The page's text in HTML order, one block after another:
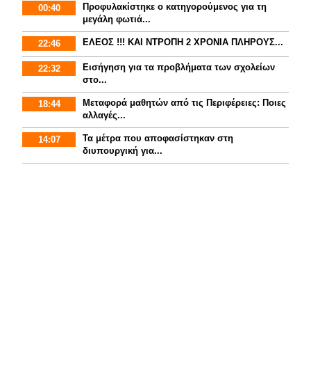
00:40
Προφυλακίστηκε ο κατηγορούμενος για τη
μεγάλη φωτιά...
22:46 ΕΛΕΟΣ !!! ΚΑΙ ΝΤΡΟΠΗ 2 ΧΡΟΝΙΑ ΠΛΗΡΟΥΣ...
22:32
Εισήγηση για τα προβλήματα των σχολείων
στο...
18:44
Mεταφορά μαθητών από τις Περιφέρειες: Ποιες
αλλαγές...
14:07
Τα μέτρα που αποφασίστηκαν στη
διυπουργική για...